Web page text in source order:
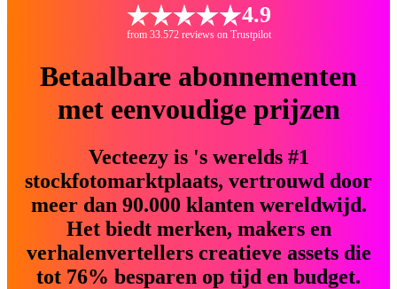
4.9
from 33.572 reviews on Trustpilot
Betaalbare abonnementen
met eenvoudige prijzen
Vecteezy is 's werelds #1
stockfotomarktplaats, vertrouwd door
meer dan 90.000 klanten wereldwijd.
Het biedt merken, makers en
verhalenvertellers creatieve assets die
tot 76% besparen op tijd en budget.